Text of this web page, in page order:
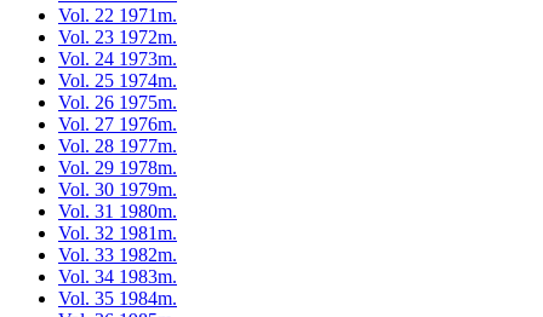
Vol. 22 1971m.
Vol. 23 1972m.
Vol. 24 1973m.
Vol. 25 1974m.
Vol. 26 1975m.
Vol. 27 1976m.
Vol. 28 1977m.
Vol. 29 1978m.
Vol. 30 1979m.
Vol. 31 1980m.
Vol. 32 1981m.
Vol. 33 1982m.
Vol. 34 1983m.
Vol. 35 1984m.